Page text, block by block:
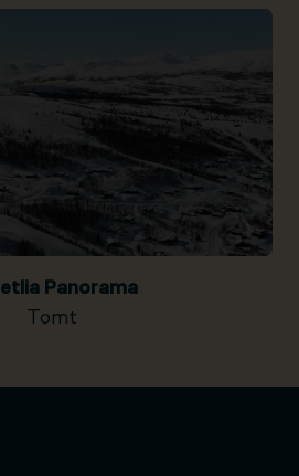
Panorama
Tomt